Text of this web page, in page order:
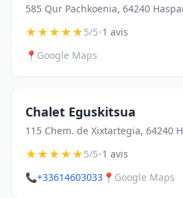
585 Qur Pachkoenia, 64240
★★★★★5/5•1 avis
📍 Google Maps
Chalet Eguskitsua
115 Chem. de Xixtartegia, 64240
★★★★★5/5•1 avis
📞+33614603033 📍 Google Maps